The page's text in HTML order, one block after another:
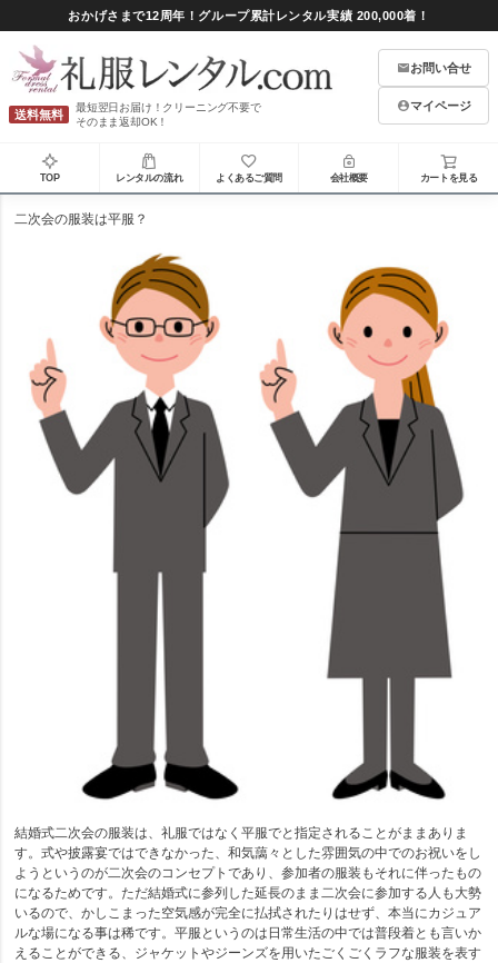
おかげさまで12周年！グループ累計レンタル実績 200,000着！
送料無料
最短翌日お届け！クリーニング不要で
そのまま返却OK！
お問い合せ
マイページ
TOP レンタルの流れ よくあるご質問 会社概要 カートを見る
二次会の服装は平服？
結婚式二次会の服装は、礼服ではなく平服でと指定されることがままありま
す。式や披露宴ではできなかった、和気藹々とした雰囲気の中でのお祝いをし
ようというのが二次会のコンセプトであり、参加者の服装もそれに伴ったもの
になるためです。ただ結婚式に参列した延長のまま二次会に参加する人も大勢
いるので、かしこまった空気感が完全に払拭されたりはせず、本当にカジュア
ルな場になる事は稀です。平服というのは日常生活の中では普段着とも言いか
えることができる、ジャケットやジーンズを用いたごくごくラフな服装を表す